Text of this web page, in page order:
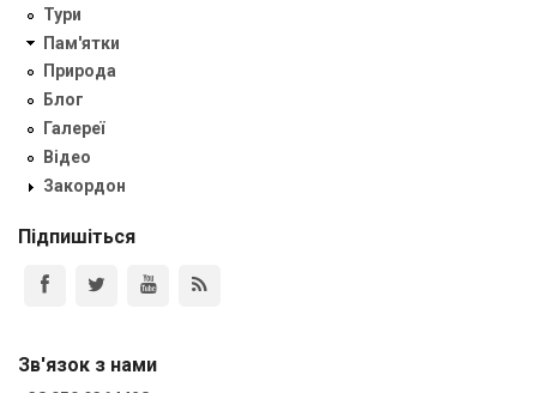
Тури
Пам'ятки
Природа
Блог
Галереї
Відео
Закордон
Підпишіться
Зв'язок з нами